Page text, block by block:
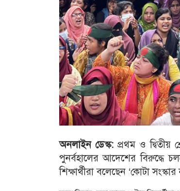
অনলাইন ডেস্ক: প্রথম ও দ্বিতীয়
পুনর্বহালের আদেশের বিরুদ্ধে
শিক্ষার্থীরা বলেছেন ‘কোটা